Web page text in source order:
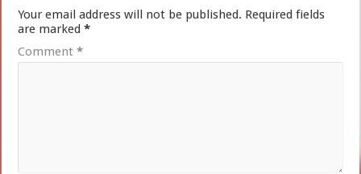
Your email address will not be published. Required fields
are marked*
Comment*